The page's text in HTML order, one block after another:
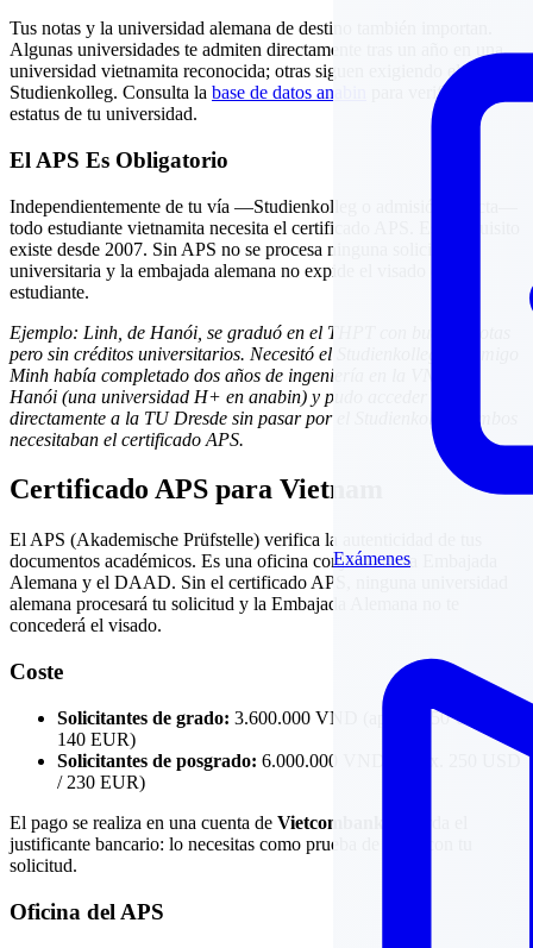
Exámenes
Tus notas y la universidad alemana de destino también importan.
Algunas universidades te admiten directamente tras un año en una
universidad vietnamita reconocida; otras siguen exigiendo el
Studienkolleg. Consulta la base de datos anabin
para verificar el
estatus de tu universidad.
El APS Es Obligatorio
Independientemente de tu vía —Studienkolleg o admisión directa—
todo estudiante vietnamita necesita el certificado APS. Este requisito
existe desde 2007. Sin APS no se procesa ninguna solicitud
universitaria y la embajada alemana no expide el visado de
estudiante.
Ejemplo: Linh, de Hanói, se graduó en el THPT con buenas notas
pero sin créditos universitarios. Necesitó el Studienkolleg. Su amigo
Minh había completado dos años de ingeniería en la VNU de
Hanói (una universidad H+ en anabin) y pudo acceder
directamente a la TU Dresde sin pasar por el Studienkolleg. Ambos
necesitaban el certificado APS.
Certificado APS para Vietnam
El APS (Akademische Prüfstelle) verifica la autenticidad de tus
documentos académicos. Es una oficina conjunta de la Embajada
Alemana y el DAAD. Sin el certificado APS, ninguna universidad
alemana procesará tu solicitud y la Embajada Alemana no te
concederá el visado.
Coste
Solicitantes de grado: 3.600.000 VND (aprox. 150 USD /
140 EUR)
Solicitantes de posgrado: 6.000.000 VND (aprox. 250 USD
/ 230 EUR)
El pago se realiza en una cuenta de Vietcombank
justificante bancario: lo necesitas como prueba de pago con tu
solicitud.
Oficina del APS